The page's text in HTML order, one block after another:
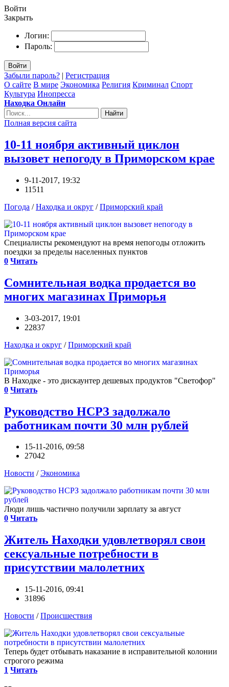
Войти
Закрыть
Логин:
Пароль:
Войти
Забыли пароль? | Регистрация
О сайте В мире Экономика Религия Криминал Спорт
Культура Инопресса
Находка Онлайн
Найти
Полная версия сайта
10-11 ноября активный циклон
вызовет непогоду в Приморском крае
9-11-2017, 19:32
11511
Погода /Находка и округ /Приморский край
Специалисты рекомендуют на время непогоды отложить
поездки за пределы населенных пунктов
0 Читать
Сомнительная водка продается во
многих магазинах Приморья
3-03-2017, 19:01
22837
Находка и округ /Приморский край
В Находке - это дискаунтер дешевых продуктов "Светофор"
0 Читать
Руководство НСРЗ задолжало
работникам почти 30 млн рублей
15-11-2016, 09:58
27042
Новости /Экономика
Люди лишь частично получили зарплату за август
0 Читать
Житель Находки удовлетворял свои
сексуальные потребности в
присутствии малолетних
15-11-2016, 09:41
31896
Новости /Происшествия
Теперь будет отбывать наказание в исправительной колонии
строгого режима
1 Читать